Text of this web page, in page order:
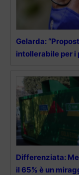
Gelarda:
intollerabile per i
Differenziata:
il 65% è un